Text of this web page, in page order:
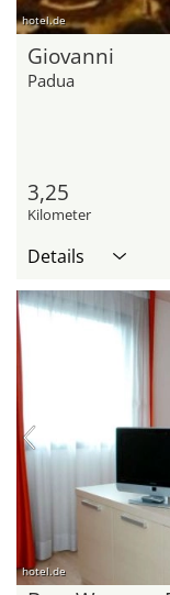
hotel.de
Giovanni
Padua
3,25
Kilometer
Details
hotel.de